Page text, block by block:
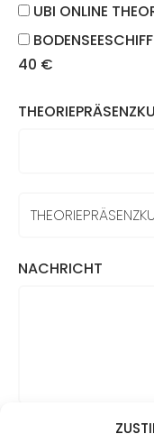
UBI ONLINE
40 €
NACHRICHT